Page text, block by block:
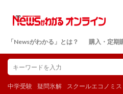
「Newsがわかる」とは？ 購入・定期
中学受験 疑問氷解 スクールエコノミ
検索